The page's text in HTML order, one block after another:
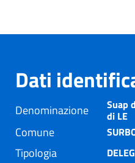
Dati
Denominazione Suap
di LE
Comune
Tipologia